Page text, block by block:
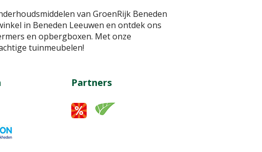
van GroenRijk Beneden
in Beneden Leeuwen en ontdek ons
en opbergboxen. Met onze
tuinmeubelen!
Partners